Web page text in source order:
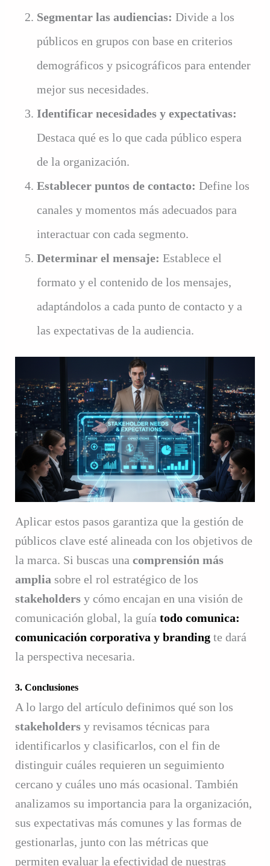
Segmentar las audiencias: Divide a los
públicos en grupos con base en criterios
demográficos y psicográficos para entender
mejor sus necesidades.
Identificar necesidades y expectativas:
Destaca qué es lo que cada público espera
de la organización.
Establecer puntos de contacto: Define los
canales y momentos más adecuados para
interactuar con cada segmento.
Determinar el mensaje: Establece el
formato y el contenido de los mensajes,
adaptándolos a cada punto de contacto y a
las expectativas de la audiencia.
Aplicar estos pasos garantiza que la gestión de
públicos clave esté alineada con los objetivos de
la marca. Si buscas una comprensión más
amplia sobre el rol estratégico de los
stakeholders y cómo encajan en una visión de
comunicación global, la guía todo comunica:
comunicación corporativa y brandingte dará
la perspectiva necesaria.
3. Conclusiones
A lo largo del artículo definimos qué son los
stakeholders y revisamos técnicas para
identificarlos y clasificarlos, con el fin de
distinguir cuáles requieren un seguimiento
cercano y cuáles uno más ocasional. También
analizamos su importancia para la organización,
sus expectativas más comunes y las formas de
gestionarlas, junto con las métricas que
permiten evaluar la efectividad de nuestras